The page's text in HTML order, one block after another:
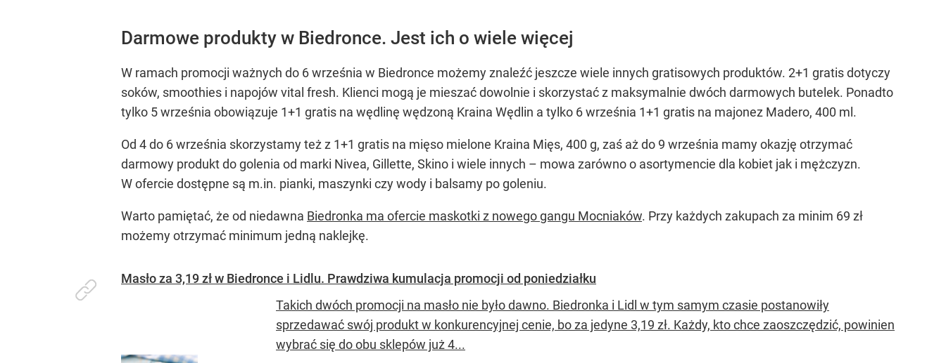
Darmowe produkty w Biedronce. Jest ich o wiele więcej
W ramach promocji ważnych do 6 września w Biedronce możemy znaleźć jeszcze wiele innych gratisowych produktów. 2+1 gratis dotyczy
soków, smoothies i napojów vital fresh. Klienci mogą je mieszać dowolnie i skorzystać z maksymalnie dwóch darmowych butelek. Ponadto
tylko 5 września obowiązuje 1+1 gratis na wędlinę wędzoną Kraina Wędlin a tylko 6 września 1+1 gratis na majonez Madero, 400 ml.
Od 4 do 6 września skorzystamy też z 1+1 gratis na mięso mielone Kraina Mięs, 400 g, zaś aż do 9 września mamy okazję otrzymać
darmowy produkt do golenia od marki Nivea, Gillette, Skino i wiele innych – mowa zarówno o asortymencie dla kobiet jak i mężczyzn.
W ofercie dostępne są m.in. pianki, maszynki czy wody i balsamy po goleniu.
Warto pamiętać, że od niedawna Biedronka ma ofercie maskotki z nowego gangu Mocniaków. Przy każdych zakupach za minim 69 zł
możemy otrzymać minimum jedną naklejkę.
Masło za 3,19 zł w Biedronce i Lidlu. Prawdziwa kumulacja promocji od poniedziałku
Takich dwóch promocji na masło nie było dawno. Biedronka i Lidl w tym samym czasie postanowiły
sprzedawać swój produkt w konkurencyjnej cenie, bo za jedyne 3,19 zł. Każdy, kto chce zaoszczędzić, powinien
wybrać się do obu sklepów już 4...